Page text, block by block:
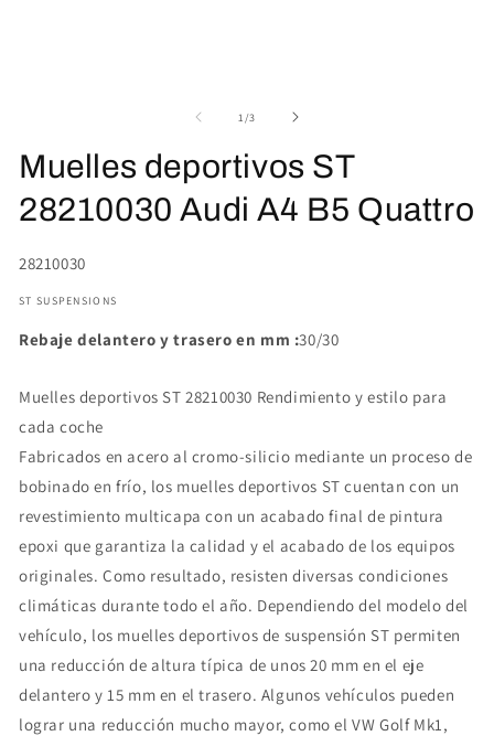
1 /de
3
Muelles deportivos ST
28210030 Audi A4 B5 Quattro
SKU:
28210030
ST SUSPENSIONS
Rebaje delantero y trasero en mm :30/30
Muelles deportivos ST 28210030 Rendimiento y estilo para
cada coche
Fabricados en acero al cromo-silicio mediante un proceso de
bobinado en frío, los muelles deportivos ST cuentan con un
revestimiento multicapa con un acabado final de pintura
epoxi que garantiza la calidad y el acabado de los equipos
originales. Como resultado, resisten diversas condiciones
climáticas durante todo el año. Dependiendo del modelo del
vehículo, los muelles deportivos de suspensión ST permiten
una reducción de altura típica de unos 20 mm en el eje
delantero y 15 mm en el trasero. Algunos vehículos pueden
lograr una reducción mucho mayor, como el VW Golf Mk1,